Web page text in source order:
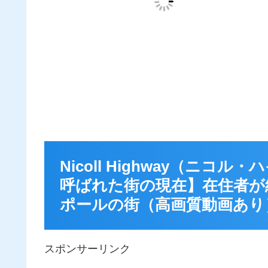
Nicoll Highway（ニコル・
呼ばれた街の現在】在住者
ポールの街（高画質動画あり
スポンサーリンク